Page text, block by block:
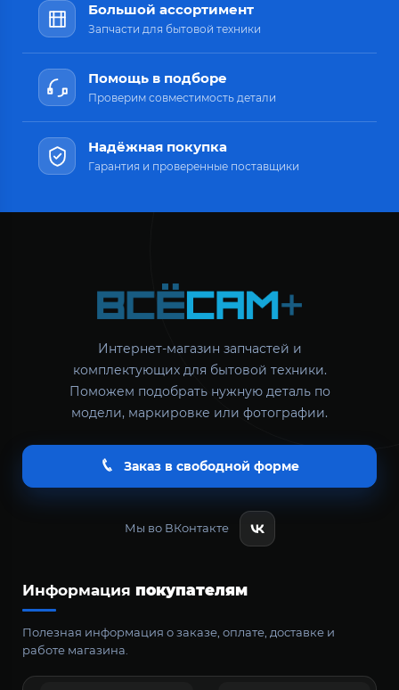
Большой ассортимент
Запчасти для бытовой техники
Помощь в подборе
Проверим совместимость детали
Надёжная покупка
Гарантия и проверенные поставщики
Интернет-магазин запчастей и
комплектующих для бытовой техники.
Поможем подобрать нужную деталь по
модели, маркировке или фотографии.
Заказ в свободной форме
Мы во ВКонтакте
Информация покупателям
Полезная информация о заказе, оплате, доставке и
работе магазина.